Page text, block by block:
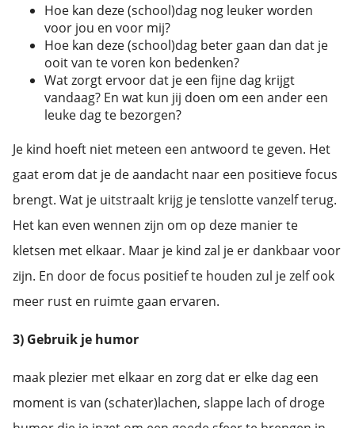
Hoe kan deze (school)dag nog leuker worden
voor jou en voor mij?
Hoe kan deze (school)dag beter gaan dan dat je
ooit van te voren kon bedenken?
Wat zorgt ervoor dat je een fijne dag krijgt
vandaag? En wat kun jij doen om een ander een
leuke dag te bezorgen?
Je kind hoeft niet meteen een antwoord te geven. Het
gaat erom dat je de aandacht naar een positieve focus
brengt. Wat je uitstraalt krijg je tenslotte vanzelf terug.
Het kan even wennen zijn om op deze manier te
kletsen met elkaar. Maar je kind zal je er dankbaar voor
zijn. En door de focus positief te houden zul je zelf ook
meer rust en ruimte gaan ervaren.
3) Gebruik je humor
maak plezier met elkaar en zorg dat er elke dag een
moment is van (schater)lachen, slappe lach of droge